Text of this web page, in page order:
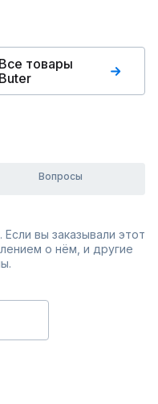
Все товары
Butеr
Вопросы
вы заказывали этот
о нём, и другие